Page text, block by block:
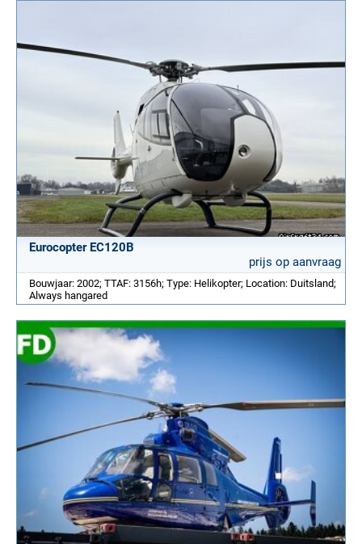
Eurocopter EC120B
prijs op aanvraag
Bouwjaar: 2002; TTAF: 3156h; Type: Helikopter; Location: Duitsland;
Always hangared